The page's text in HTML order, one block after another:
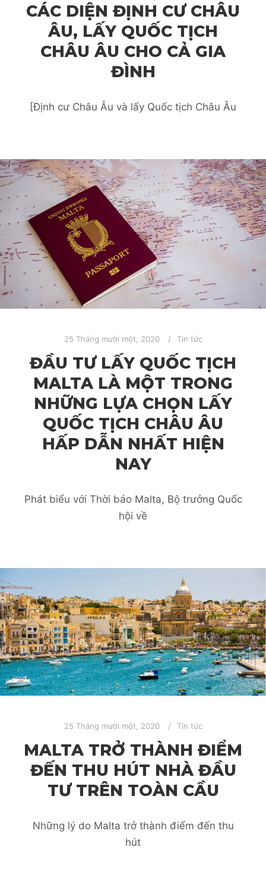
CÁC DIỆN ĐỊNH CƯ CHÂU
ÂU, LẤY QUỐC TỊCH
CHÂU ÂU CHO CẢ GIA
ĐÌNH
[Định cư Châu Âu và lấy Quốc tịch Châu Âu
25 Tháng mười một, 2020 Tin tức
ĐẦU TƯ LẤY QUỐC TỊCH
MALTA LÀ MỘT TRONG
NHỮNG LỰA CHỌN LẤY
QUỐC TỊCH CHÂU ÂU
HẤP DẪN NHẤT HIỆN
NAY
Phát biểu với Thời báo Malta, Bộ trưởng Quốc
hội về
25 Tháng mười một, 2020 Tin tức
MALTA TRỞ THÀNH ĐIỂM
ĐẾN THU HÚT NHÀ ĐẦU
TƯ TRÊN TOÀN CẦU
Những lý do Malta trở thành điểm đến thu
hút